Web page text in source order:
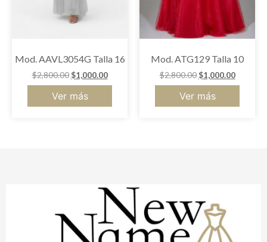
Mod. AAVL3054G Talla 16
$2,800.00 $1,000.00
Ver más
Mod. ATG129 Talla 10
$2,800.00 $1,000.00
Ver más